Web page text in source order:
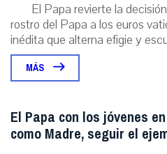
El Papa revierte la
rostro del Papa a los euros
inédita que alterna efigie y
MÁS
El Papa con los jóvenes
como Madre, seguir el